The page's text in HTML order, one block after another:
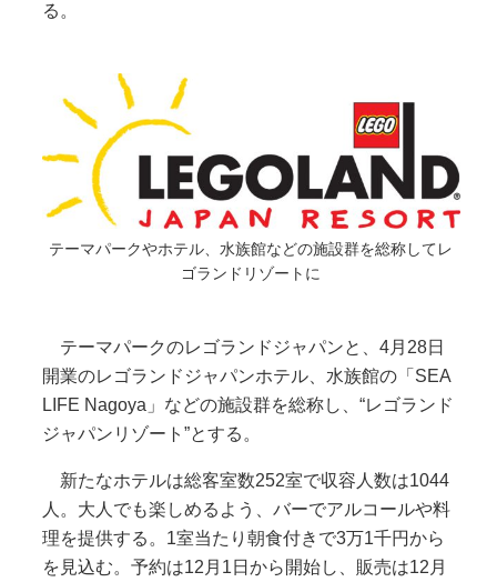
る。
テーマパークやホテル、水族館などの施設群を総称してレ
ゴランドリゾートに
テーマパークのレゴランドジャパンと、4月28日
開業のレゴランドジャパンホテル、水族館の「SEA
LIFE Nagoya」などの施設群を総称し、“レゴランド
ジャパンリゾート”とする。
新たなホテルは総客室数252室で収容人数は1044
人。大人でも楽しめるよう、バーでアルコールや料
理を提供する。1室当たり朝食付きで3万1千円から
を見込む。予約は12月1日から開始し、販売は12月